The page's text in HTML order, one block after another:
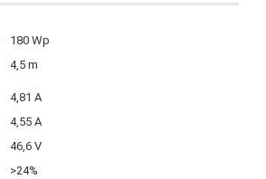
180 Wp
4,5 m
4,81 A
4,55 A
46,6 V
>24%